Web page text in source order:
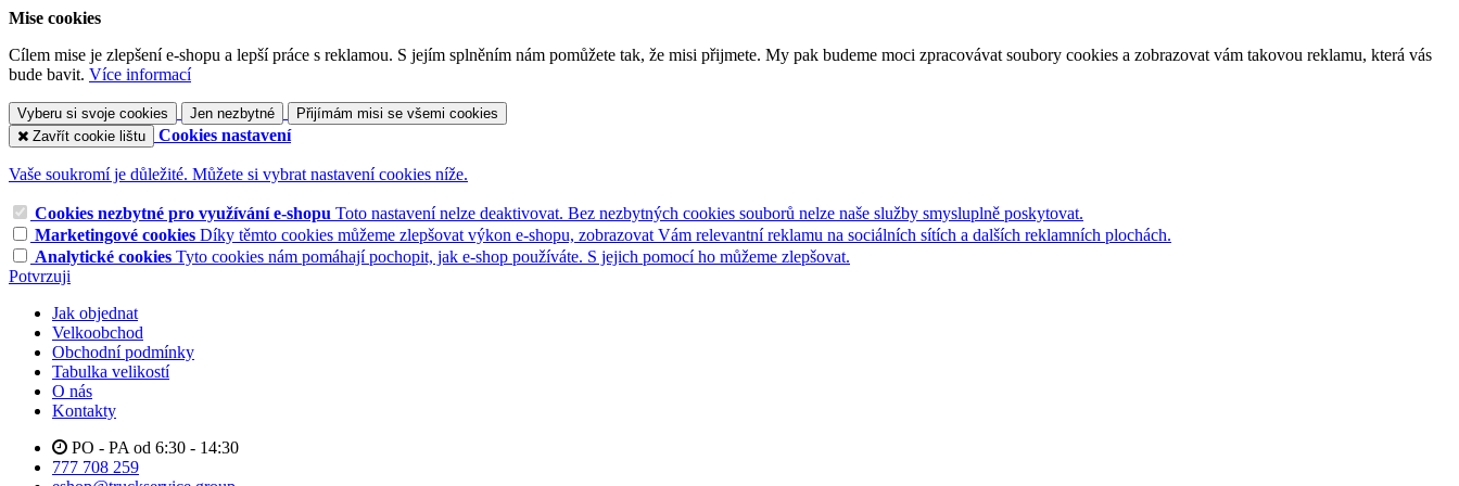
Mise cookies
Cílem mise je zlepšení e-shopu a lepší práce s reklamou. S jejím splněním nám pomůžete tak, že misi přijmete. My pak budeme moci zpracovávat soubory cookies a zobrazovat vám takovou reklamu, která vás
bude bavit. Více informací
Vyberu si svoje cookies Jen nezbytné
Přijímám misi se všemi cookies
Zavřít cookie lištu
Cookies nastavení
Vaše soukromí je důležité. Můžete si vybrat nastavení cookies níže.
Cookies nezbytné pro využívání e-shopu Toto nastavení nelze deaktivovat. Bez nezbytných cookies souborů nelze naše služby smysluplně poskytovat.
Marketingové cookies Díky těmto cookies můžeme zlepšovat výkon e-shopu, zobrazovat Vám relevantní reklamu na sociálních sítích a dalších reklamních plochách.
Analytické cookies Tyto cookies nám pomáhají pochopit, jak e-shop používáte. S jejich pomocí ho můžeme zlepšovat.
Potvrzuji
Jak objednat
Velkoobchod
Obchodní podmínky
Tabulka velikostí
O nás
Kontakty
PO - PA od 6:30 - 14:30
777 708 259